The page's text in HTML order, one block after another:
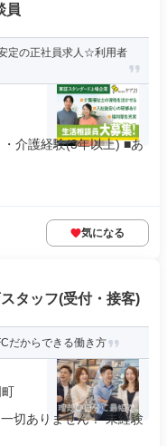
員
定の正社員求人☆利用者
介護経験(3年以上) ■あ
気になる
タッフ(受付・接客)
だからできる働き方
切ありません！ 未経験